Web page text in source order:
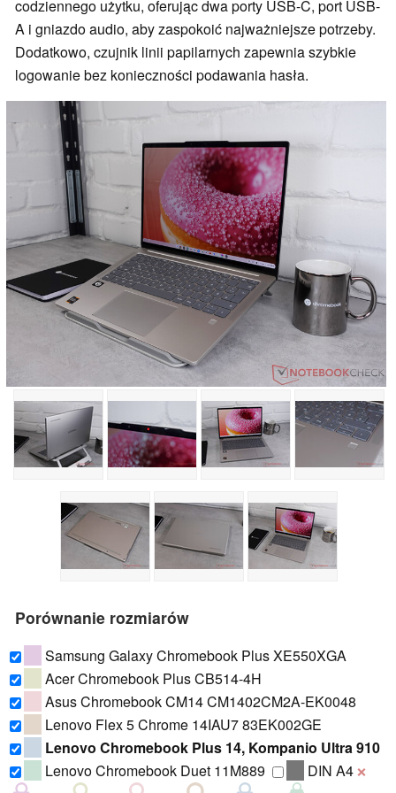
codziennego użytku, oferując dwa porty USB-C, port USB-
A i gniazdo audio, aby zaspokoić najważniejsze potrzeby.
Dodatkowo, czujnik linii papilarnych zapewnia szybkie
logowanie bez konieczności podawania hasła.
Porównanie rozmiarów
Samsung Galaxy Chromebook Plus XE550XGA
Acer Chromebook Plus CB514-4H
Asus Chromebook CM14 CM1402CM2A-EK0048
Lenovo Flex 5 Chrome 14IAU7 83EK002GE
Lenovo Chromebook Plus 14, Kompanio Ultra 910
Lenovo Chromebook Duet 11M889
DIN A4 ❌